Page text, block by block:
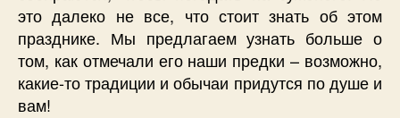
это далеко не все, что стоит знать об этом
празднике. Мы предлагаем узнать больше о
том, как отмечали его наши предки – возможно,
какие-то традиции и обычаи придутся по душе и
вам!